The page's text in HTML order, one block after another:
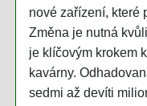
nové zařízení, které
Změna je nutná
je klíčovým krokem
kavárny.
sedmi až devíti